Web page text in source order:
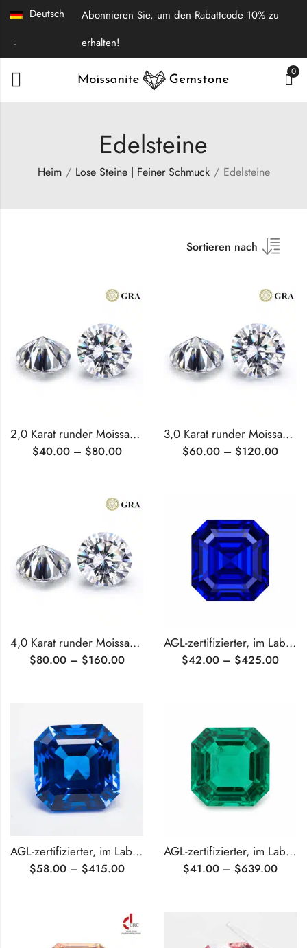
Deutsch
Abonnieren Sie, um den Rabattcode 10% zu
erhalten!
0
Edelsteine
Heim Lose Steine | Feiner Schmuck Edelsteine
Sortieren nach
2,0 Karat runder Moissanit im Brillantschliff
$40.00 – $80.00
3,0 Karat runder Moissanit im Brillantschliff
$60.00 – $120.00
4,0 Karat runder Moissanit im Brillantschliff
$80.00 – $160.00
AGL-zertifizierter, im Labor gezüchteter blauer Saphir im Asscher-Schliff
$42.00 – $425.00
AGL-zertifizierter, im Labor gezüchteter kobaltblauer Spinell im Asscher-Schliff
$58.00 – $415.00
AGL-zertifizierter, im Labor gezüchteter Smaragd im Asscher-Schliff
$41.00 – $639.00